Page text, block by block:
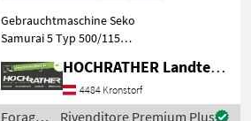
Gebrauchtmaschine Seko
Samurai 5 Typ 500/115
Ausstattung: + Baujahr 2003
+ Entnahmefräse mit
Fräsarm + 2 Schneid- und
HOCHRATHER Landtechnik GmbH
4484 Kronstorf
ForaggiamentoRivenditore Premium Plus